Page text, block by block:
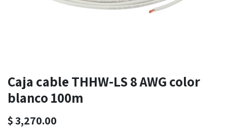
Caja cable THHW-LS 8 AWG color
blanco 100m
$3,270.00